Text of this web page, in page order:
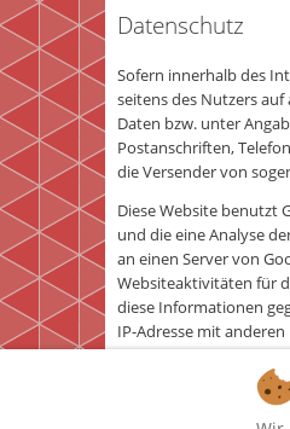
Datenschutz
Sofern innerhalb des
seitens des Nutzers
Daten bzw. unter
Postanschriften,
die Versender von
Diese Website benutzt
und die eine Analyse
an einen Server von
Websiteaktivitäten für
diese Informationen
IP-Adresse mit
jedoch darauf hin,
Bearbeitung der über
von Google Analytics